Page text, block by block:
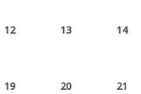
12 13 14
19 20 21